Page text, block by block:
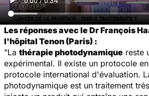
Les réponses avec le Dr François
l'hôpital Tenon (Paris) :
"La thérapie photodynamique reste
expérimental. Il existe un protocole
protocole international d'évaluation.
photodynamique est un traitement